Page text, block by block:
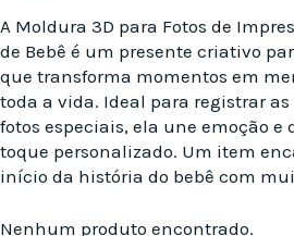
A Moldura 3D para Fotos de
de Bebê é um presente criativo
que transforma momentos em
toda a vida. Ideal para registrar
fotos especiais, ela une emoção e
toque personalizado. Um item
início da história do bebê com
Nenhum produto encontrado.